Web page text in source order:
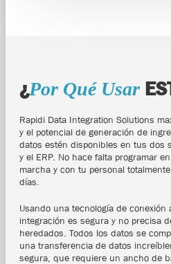
¿Por Qué Usar
Rapidi Data Integration Solutions
y el potencial de generación de
datos estén disponibles en tus dos
y el ERP. No hace falta programar
marcha y con tu personal
días.
Usando una tecnología de conexión
integración es segura y no precisa
heredados. Todos los datos se
una transferencia de datos
segura, que requiere un ancho de